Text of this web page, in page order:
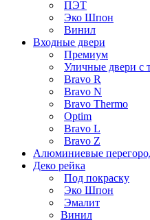
ПЭТ
Эко Шпон
Винил
Входные двери
Премиум
Уличные двери с
Bravo R
Bravo N
Bravo Thermo
Optim
Bravo L
Bravo Z
Алюминиевые
Деко рейка
Под покраску
Эко Шпон
Эмалит
Винил